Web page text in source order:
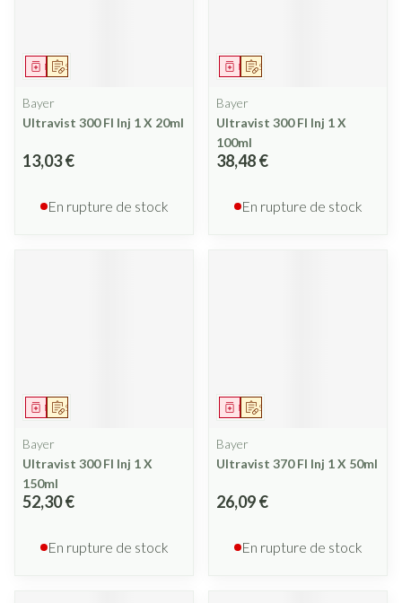
Sur prescription
Médicament
Bayer
Ultravist 300 Fl Inj 1 X 20ml
13,03 €
En rupture de stock
Sur prescription
Médicament
Bayer
Ultravist 300 Fl Inj 1 X
100ml
38,48 €
En rupture de stock
Sur prescription
Médicament
Bayer
Ultravist 300 Fl Inj 1 X
150ml
52,30 €
En rupture de stock
Sur prescription
Médicament
Bayer
Ultravist 370 Fl Inj 1 X 50ml
26,09 €
En rupture de stock